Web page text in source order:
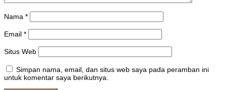
Nama *
Email *
Situs Web
Simpan nama, email, dan situs web saya pada peramban ini
untuk komentar saya berikutnya.